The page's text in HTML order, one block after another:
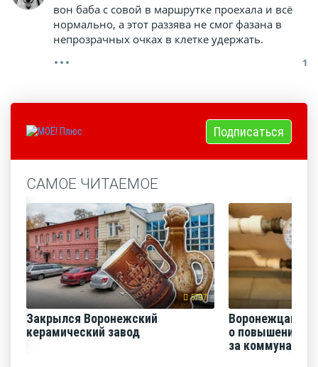
вон баба с совой в маршрутке проехала и всё
нормально, а этот раззява не смог фазана в
непрозрачных очках в клетке удержать.
1
Подписаться
САМОЕ ЧИТАЕМОЕ
5797
Закрылся Воронежский
керамический завод
Воронежцам
о повышении
за